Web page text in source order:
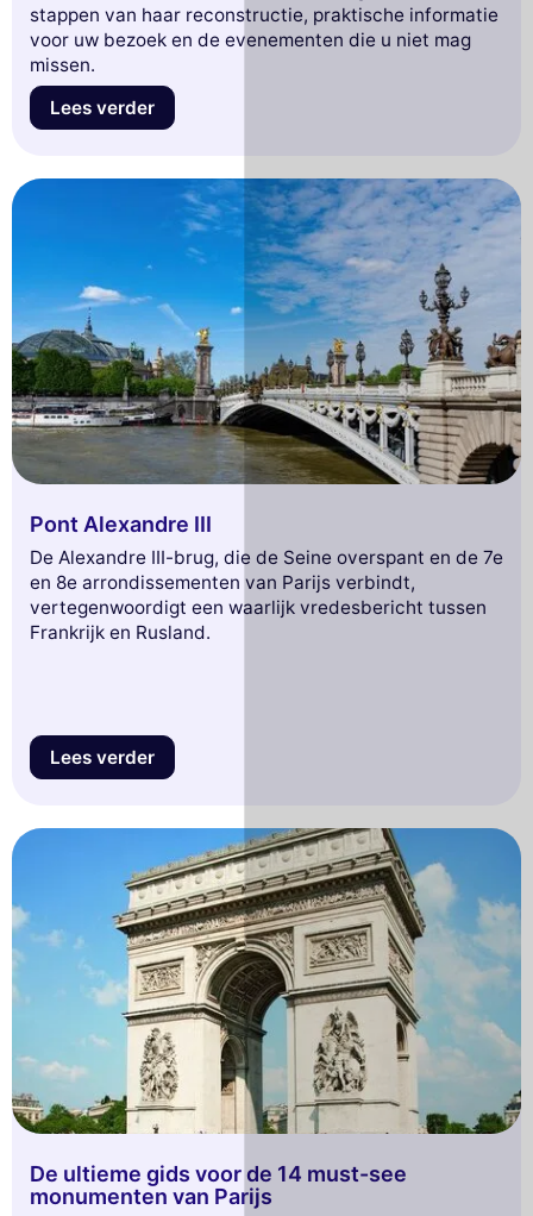
stappen van haar reconstructie, praktische informatie
voor uw bezoek en de evenementen die u niet mag
missen.
Lees verder
Pont Alexandre III
De Alexandre III-brug, die de Seine overspant en de 7e
en 8e arrondissementen van Parijs verbindt,
vertegenwoordigt een waarlijk vredesbericht tussen
Frankrijk en Rusland.
Lees verder
De ultieme gids voor de 14 must-see
monumenten van Parijs